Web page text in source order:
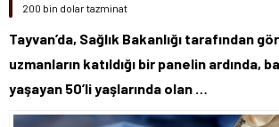
200 bin dolar tazminat
Tayvan’da, Sağlık Bakanlığı tarafından
uzmanların katıldığı bir panelin ardında,
yaşayan 50’li yaşlarında olan …